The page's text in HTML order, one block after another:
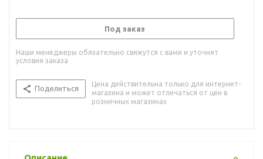
Под заказ
Наши менеджеры обязательно свяжутся с вами и уточнят
условия заказа
Поделиться
Цена действительна только для интернет-
магазина и может отличаться от цен в
розничных магазинах